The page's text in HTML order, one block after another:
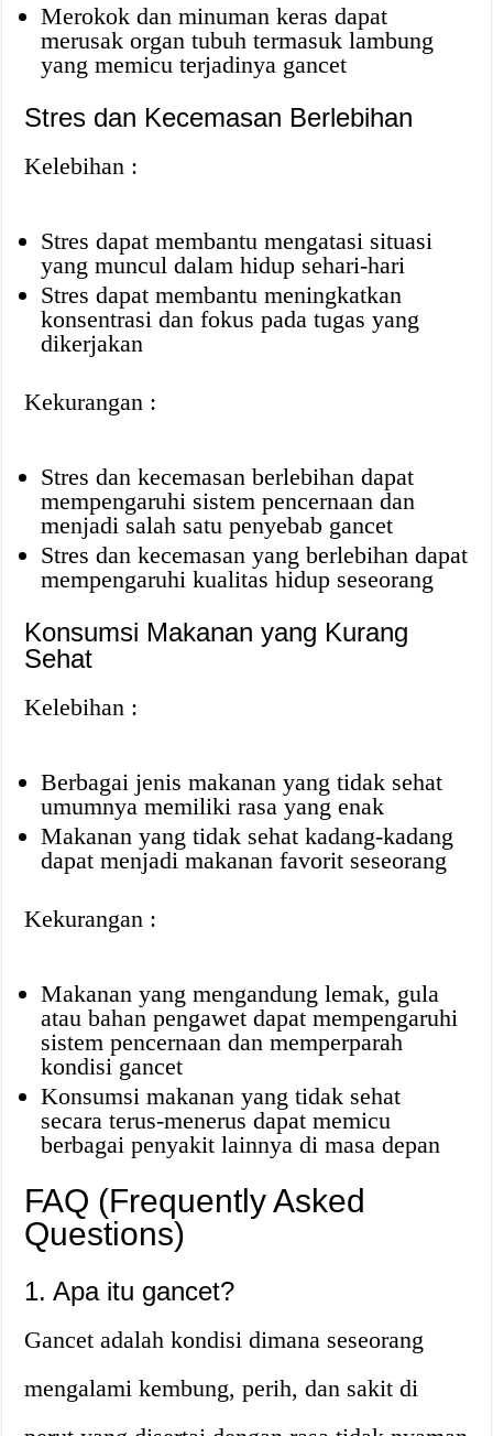
Merokok dan minuman keras dapat
merusak organ tubuh termasuk lambung
yang memicu terjadinya gancet
Stres dan Kecemasan Berlebihan
Kelebihan :
Stres dapat membantu mengatasi situasi
yang muncul dalam hidup sehari-hari
Stres dapat membantu meningkatkan
konsentrasi dan fokus pada tugas yang
dikerjakan
Kekurangan :
Stres dan kecemasan berlebihan dapat
mempengaruhi sistem pencernaan dan
menjadi salah satu penyebab gancet
Stres dan kecemasan yang berlebihan dapat
mempengaruhi kualitas hidup seseorang
Konsumsi Makanan yang Kurang
Sehat
Kelebihan :
Berbagai jenis makanan yang tidak sehat
umumnya memiliki rasa yang enak
Makanan yang tidak sehat kadang-kadang
dapat menjadi makanan favorit seseorang
Kekurangan :
Makanan yang mengandung lemak, gula
atau bahan pengawet dapat mempengaruhi
sistem pencernaan dan memperparah
kondisi gancet
Konsumsi makanan yang tidak sehat
secara terus-menerus dapat memicu
berbagai penyakit lainnya di masa depan
FAQ (Frequently Asked
Questions)
1. Apa itu gancet?
Gancet adalah kondisi dimana seseorang
mengalami kembung, perih, dan sakit di